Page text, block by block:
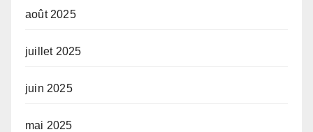
août 2025
juillet 2025
juin 2025
mai 2025